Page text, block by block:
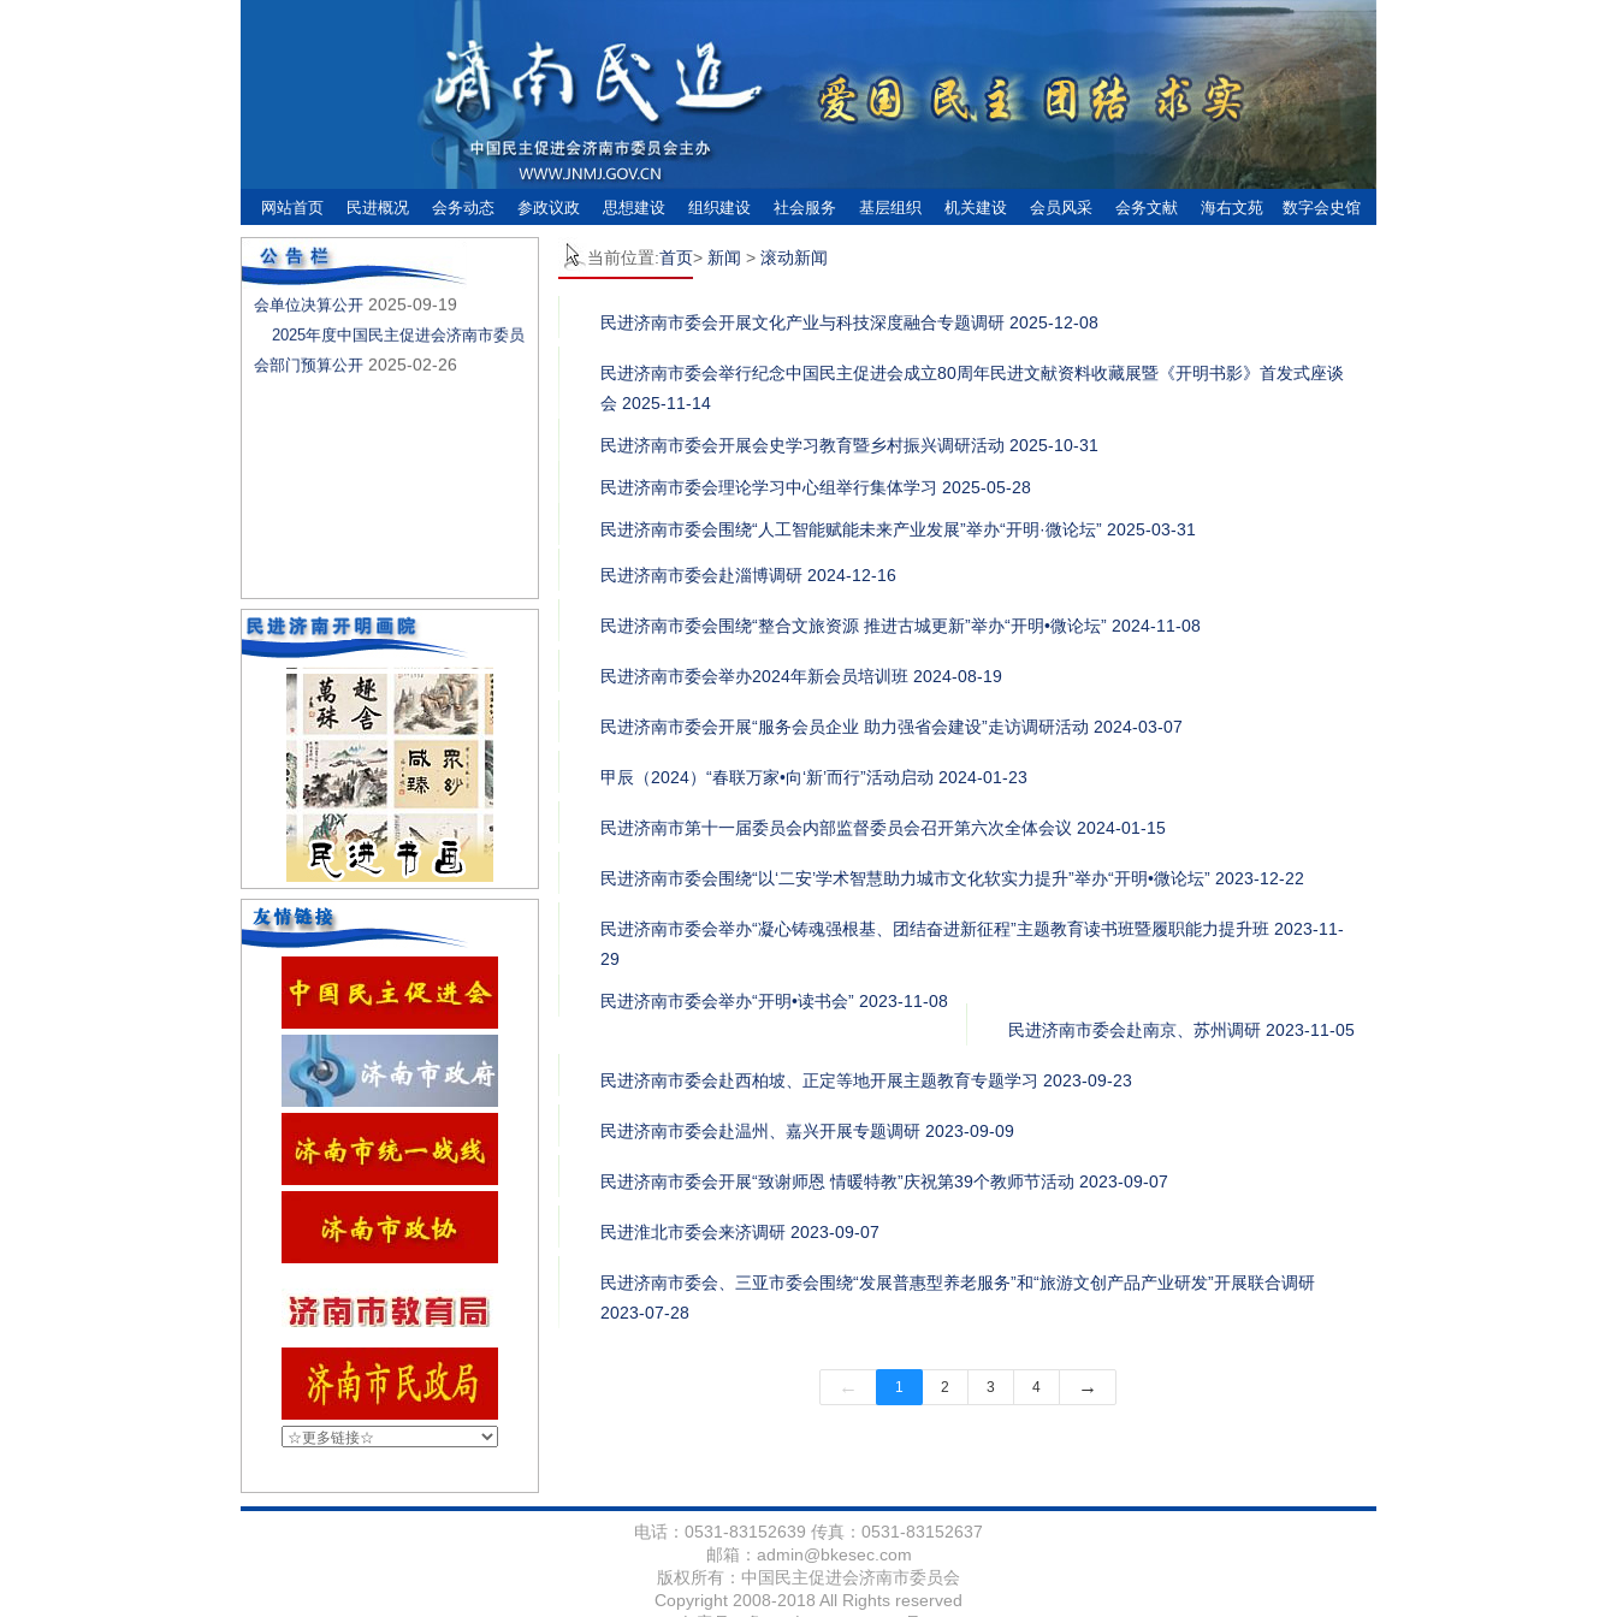
网站首页 民进概况 会务动态 参政议政 思想建设 组织建设 社会服务 基层组织 机关建设 会员风采 会务文献 海右文苑 数字会史馆
2026年度中国民主促进会济南市委员
2026-03-03
2026年度中国民主促进会济南市委员
2024年度中国民主促进会济南委员会
部门决算公开2025-09-19
2024年度中国民主促进会济南市委员
会单位决算公开 2025-09-19
2025年度中国民主促进会济南市委员
会部门预算公开 2025-02-26
当前位置:首页> 新闻 > 滚动新闻
民进济南市委会开展文化产业与科技深度融合专题调研 2025-12-08
民进济南市委会举行纪念中国民主促进会成立80周年民进文献资料收藏展暨《开明书影》首发式座谈
会 2025-11-14
民进济南市委会开展会史学习教育暨乡村振兴调研活动 2025-10-31
民进济南市委会理论学习中心组举行集体学习 2025-05-28
民进济南市委会围绕“人工智能赋能未来产业发展”举办“开明·微论坛” 2025-03-31
民进济南市委会赴淄博调研 2024-12-16
民进济南市委会围绕“整合文旅资源 推进古城更新”举办“开明•微论坛” 2024-11-08
民进济南市委会举办2024年新会员培训班 2024-08-19
民进济南市委会开展“服务会员企业 助力强省会建设”走访调研活动 2024-03-07
甲辰（2024）“春联万家•向‘新’而行”活动启动 2024-01-23
民进济南市第十一届委员会内部监督委员会召开第六次全体会议 2024-01-15
民进济南市委会围绕“以‘二安’学术智慧助力城市文化软实力提升”举办“开明•微论坛” 2023-12-22
民进济南市委会举办“凝心铸魂强根基、团结奋进新征程”主题教育读书班暨履职能力提升班 2023-11-
29
民进济南市委会举办“开明•读书会” 2023-11-08
民进济南市委会赴南京、苏州调研 2023-11-05
民进济南市委会赴西柏坡、正定等地开展主题教育专题学习 2023-09-23
民进济南市委会赴温州、嘉兴开展专题调研 2023-09-09
民进济南市委会开展“致谢师恩 情暖特教”庆祝第39个教师节活动 2023-09-07
民进淮北市委会来济调研 2023-09-07
民进济南市委会、三亚市委会围绕“发展普惠型养老服务”和“旅游文创产品产业研发”开展联合调研
2023-07-28
← 1 2 3 4 →
电话：0531-83152639 传真：0531-83152637
邮箱： admin@bkesec.com
版权所有：中国民主促进会济南市委员会
Copyright 2008-2018 All Rights reserved